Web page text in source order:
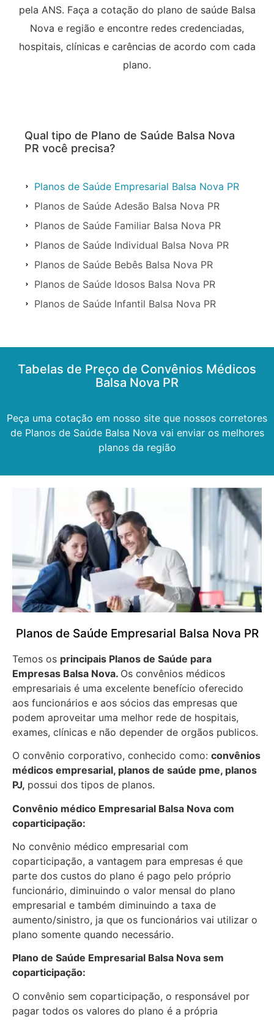
pela ANS. Faça a cotação do plano de saúde Balsa
Nova e região e encontre redes credenciadas,
hospitais, clínicas e carências de acordo com cada
plano.
Qual tipo de Plano de Saúde Balsa Nova
PR você precisa?
Planos de Saúde Empresarial Balsa Nova PR
Planos de Saúde Adesão Balsa Nova PR
Planos de Saúde Familiar Balsa Nova PR
Planos de Saúde Individual Balsa Nova PR
Planos de Saúde Bebês Balsa Nova PR
Planos de Saúde Idosos Balsa Nova PR
Planos de Saúde Infantil Balsa Nova PR
Tabelas de Preço de Convênios Médicos
Balsa Nova PR
Peça uma cotação em nosso site que nossos corretores
de Planos de Saúde Balsa Nova vai enviar os melhores
planos da região
Planos de Saúde Empresarial Balsa Nova PR
Temos os principais Planos de Saúde para
Empresas Balsa Nova. Os convênios médicos
empresariais é uma excelente benefício oferecido
aos funcionários e aos sócios das empresas que
podem aproveitar uma melhor rede de hospitais,
exames, clínicas e não depender de orgãos publicos.
O convênio corporativo, conhecido como: convênios
médicos empresarial, planos de saúde pme, planos
PJ, possui dos tipos de planos.
Convênio médico Empresarial Balsa Nova com
coparticipação:
No convênio médico empresarial com
coparticipação, a vantagem para empresas é que
parte dos custos do plano é pago pelo próprio
funcionário, diminuindo o valor mensal do plano
empresarial e também diminuindo a taxa de
aumento/sinistro, ja que os funcionários vai utilizar o
plano somente quando necessário.
Plano de Saúde Empresarial Balsa Nova sem
coparticipação:
O convênio sem coparticipação, o responsável por
pagar todos os valores do plano é a própria